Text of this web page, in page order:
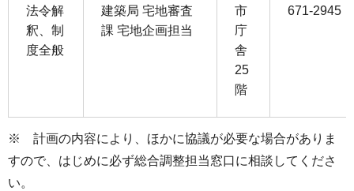
法令解
釈、制
度全般
建築局 宅地審査
課 宅地企画担当
市
庁
舎
25
階
671-2945
※ 計画の内容により、ほかに協議が必要な場合がありま
すので、はじめに必ず総合調整担当窓口に相談してくださ
い。